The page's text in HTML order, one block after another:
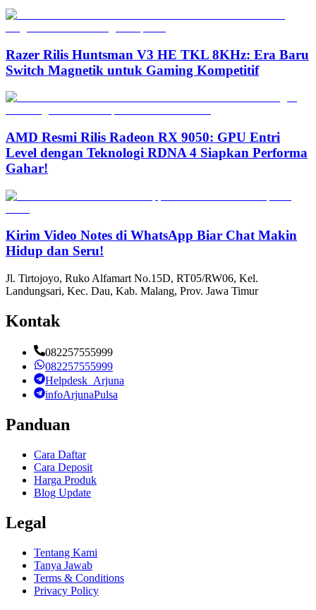
Razer Rilis Huntsman V3 HE TKL 8KHz: Era Baru
Switch Magnetik untuk Gaming Kompetitif
AMD Resmi Rilis Radeon RX 9050: GPU Entri
Level dengan Teknologi RDNA 4 Siapkan Performa
Gahar!
Kirim Video Notes di WhatsApp Biar Chat Makin
Hidup dan Seru!
Jl. Tirtojoyo, Ruko Alfamart No.15D, RT05/RW06, Kel.
Landungsari, Kec. Dau, Kab. Malang, Prov. Jawa Timur
Kontak
082257555999
082257555999
Helpdesk_Arjuna
infoArjunaPulsa
Panduan
Cara Daftar
Cara Deposit
Harga Produk
Blog Update
Legal
Tentang Kami
Tanya Jawab
Terms & Conditions
Privacy Policy